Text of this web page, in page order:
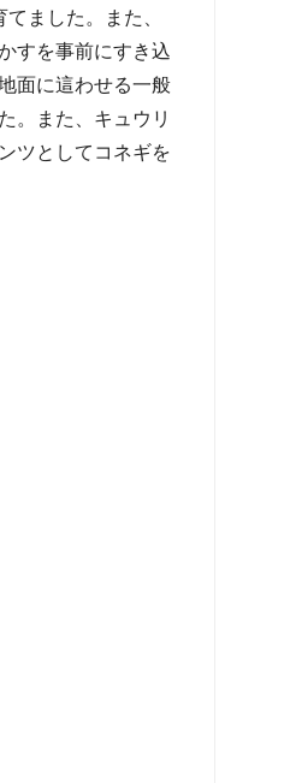
ました。また、
すを事前にすき込
面に這わせる一般
。また、キュウリ
ツとしてコネギを